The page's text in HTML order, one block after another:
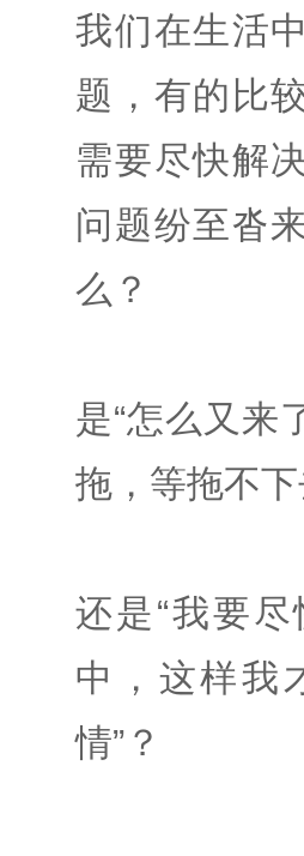
我们在生活
题，有的比
需要尽快解
问题纷至沓
么？
是“怎么又来
拖，等拖不下
还是“我要
中，这样我
情”？